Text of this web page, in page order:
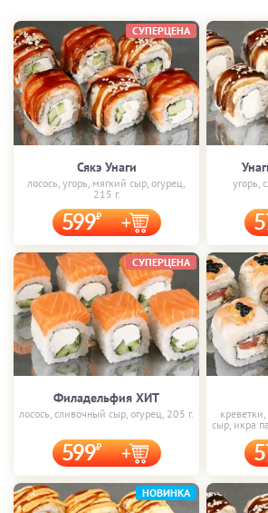
Сякэ Унаги
лосось, угорь, мягкий сыр, огурец,
215 г.
599
СУПЕРЦЕНА
угорь,
Филадельфия ХИТ
лосось, сливочный сыр, огурец, 205 г.
599
СУПЕРЦЕНА
сыр, икра
НОВИНКА